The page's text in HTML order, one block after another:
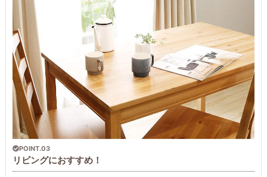
POINT.03
リビングにおすすめ！